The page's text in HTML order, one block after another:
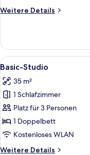
Weitere Details
Weitere
Doppelzimmer,
Doppelbett
Alle
Fotos
für
Basic-
Studio
anzeigen
6
Basic-Studio
35 m²
1 Schlafzimmer
Platz für 3 Personen
1 Doppelbett
Kostenloses WLAN
Weitere Details
Weitere